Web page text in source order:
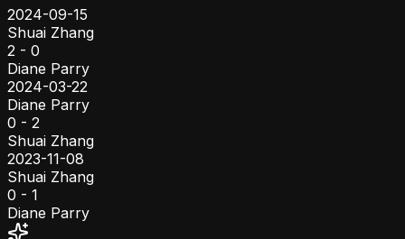
2024-09-15
Shuai Zhang
2 - 0
Diane Parry
2024-03-22
Diane Parry
0 - 2
Shuai Zhang
2023-11-08
Shuai Zhang
0 - 1
Diane Parry